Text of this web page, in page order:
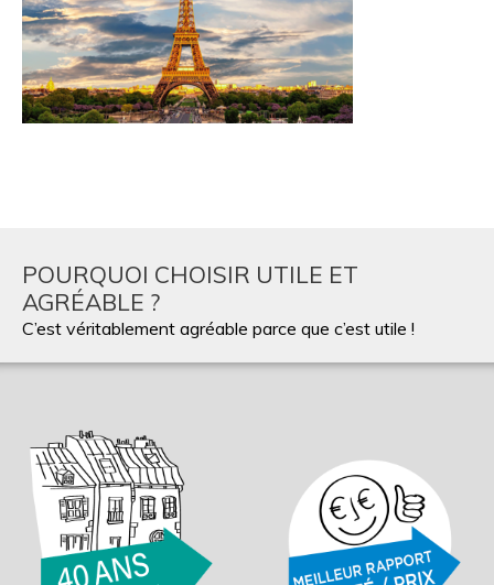
POURQUOI CHOISIR UTILE ET
AGRÉABLE ?
C’est véritablement agréable parce que c’est utile !